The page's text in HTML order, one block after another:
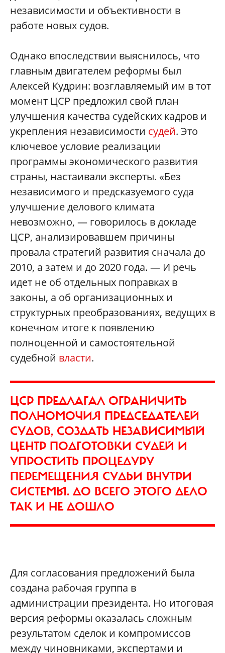
независимости и объективности в
работе новых судов.
Однако впоследствии выяснилось, что
главным двигателем реформы был
Алексей Кудрин: возглавляемый им в тот
момент ЦСР предложил свой план
улучшения качества судейских кадров и
укрепления независимости судей. Это
ключевое условие реализации
программы экономического развития
страны, настаивали эксперты. «Без
независимого и предсказуемого суда
улучшение делового климата
невозможно, — говорилось в докладе
ЦСР, анализировавшем причины
провала стратегий развития сначала до
2010, а затем и до 2020 года. — И речь
идет не об отдельных поправках в
законы, а об организационных и
структурных преобразованиях, ведущих в
конечном итоге к появлению
полноценной и самостоятельной
судебной власти.
ЦСР ПРЕДЛАГАЛ ОГРАНИЧИТЬ
ПОЛНОМОЧИЯ ПРЕДСЕДАТЕЛЕЙ
СУДОВ, СОЗДАТЬ НЕЗАВИСИМЫЙ
ЦЕНТР ПОДГОТОВКИ СУДЕЙ И
УПРОСТИТЬ ПРОЦЕДУРУ
ПЕРЕМЕЩЕНИЯ СУДЬИ ВНУТРИ
СИСТЕМЫ. ДО ВСЕГО ЭТОГО ДЕЛО
ТАК И НЕ ДОШЛО
Для согласования предложений была
создана рабочая группа в
администрации президента. Но итоговая
версия реформы оказалась сложным
результатом сделок и компромиссов
между чиновниками, экспертами и